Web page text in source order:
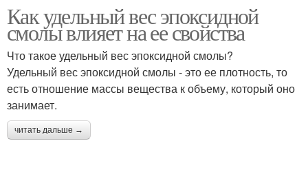
Как удельный вес эпоксидной
смолы влияет на ее свойства
Что такое удельный вес эпоксидной смолы?
Удельный вес эпоксидной смолы - это ее плотность, то
есть отношение массы вещества к объему, который оно
занимает.
читать дальше →